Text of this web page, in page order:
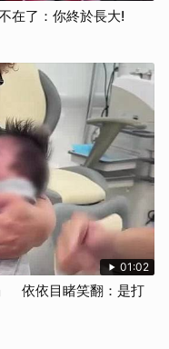
在了：你終於長大!
01:02
依依目睹笑翻：是打